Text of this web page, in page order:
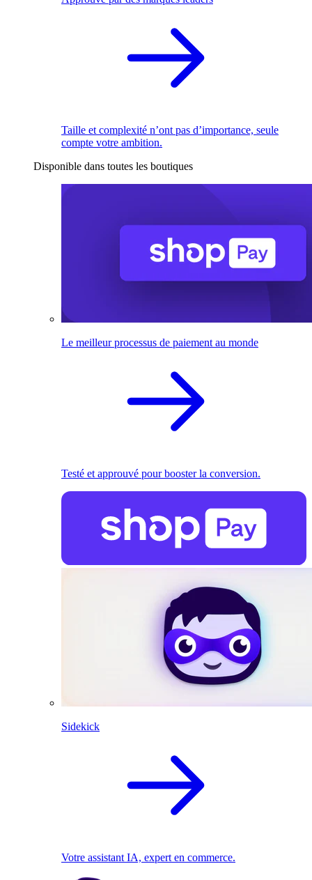
Taille et complexité n’ont pas d’importance, seule
compte votre ambition.
Disponible dans toutes les boutiques
Le meilleur processus de paiement au monde
Testé et approuvé pour booster la conversion.
Sidekick
Votre assistant IA, expert en commerce.